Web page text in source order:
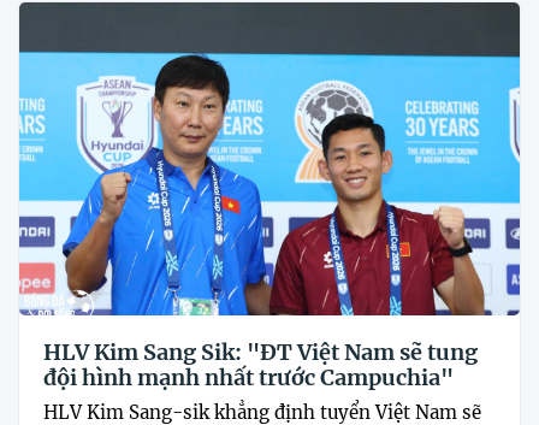
HLV Kim Sang Sik: "ĐT Việt Nam sẽ tung
đội hình mạnh nhất trước Campuchia"
HLV Kim Sang-sik khẳng định tuyển Việt Nam sẽ